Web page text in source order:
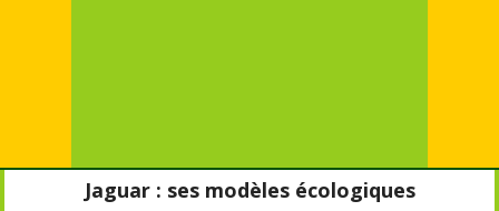
Jaguar : ses modèles écologiques